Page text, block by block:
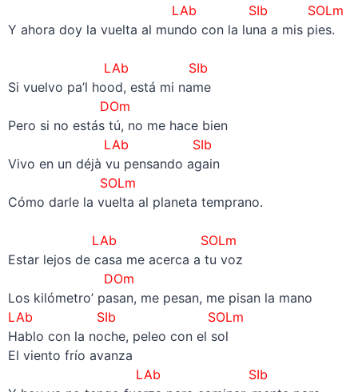
LAb SIb SOLm
Y ahora doy la vuelta al mundo con la luna a mis pies.
LAb SIb
Si vuelvo pa’l hood, está mi name
DOm
Pero si no estás tú, no me hace bien
LAb SIb
Vivo en un déjà vu pensando again
SOLm
Cómo darle la vuelta al planeta temprano.
LAb SOLm
Estar lejos de casa me acerca a tu voz
DOm
Los kilómetro’ pasan, me pesan, me pisan la mano
LAb SIb SOLm
Hablo con la noche, peleo con el sol
El viento frío avanza
LAb SIb